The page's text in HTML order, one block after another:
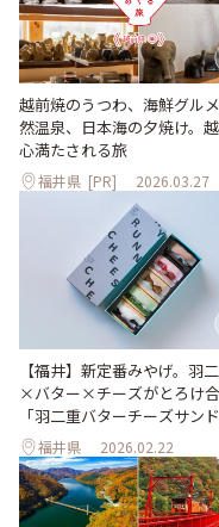
越前焼のうつわ、海鮮グル
然温泉、日本海の夕焼け。
心満たされる旅
福井県 [PR] 2026.03.27
【福井】新定番みやげ。羽
×バター×チーズがとろけ
「羽二重バターチーズサンド
福井県 2026.02.22